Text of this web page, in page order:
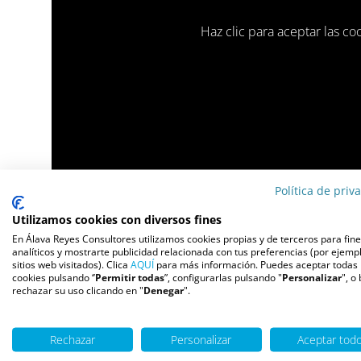
Haz clic para aceptar las
Los niños necesitan herramientas para
dificultades y favoreceremos su desarrollo y
transmitiendo nuestro afecto y actuando con
al Día de la importancia de educar la
Gutierrez.
Política de
Utilizamos cookies con diversos fines
En Álava Reyes Consultores utilizamos cookies propias y de terceros para
analíticos y mostrarte publicidad relacionada con tus preferencias (por
sitios web visitados). Clica AQUÍpara más información. Puedes aceptar todas
cookies pulsando ‘’Permitir todas”, configurarlas pulsando "Personalizar", o
rechazar su uso clicando en "Denegar".
Rechazar Personalizar Aceptar